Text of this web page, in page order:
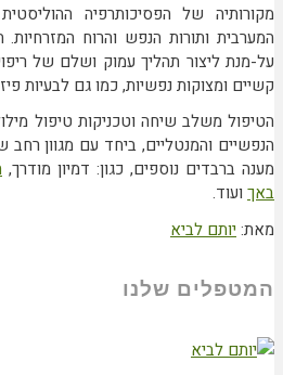
מקורותיה של הפסיכותרפיה
המערבית ותורות הנפש והרוח
על-מנת ליצור תהליך עמוק ושלם של
קשיים ומצוקות נפשיות, כמו גם לבעיות
הטיפול משלב שיחה וטכניקות טיפול
הנפשיים והמנטליים, ביחד עם מגוון
מענה ברבדים נוספים, כגון: דמיון מודרך,
באך ועוד.
מאת: יותם לביא
המטפלים שלנו